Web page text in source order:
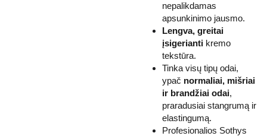
nepalikdamas
apsunkinimo jausmo.
Lengva, greitai
įsigerianti kremo
tekstūra.
Tinka visų tipų odai,
ypač normaliai, mišriai
ir brandžiai odai,
praradusiai stangrumą ir
elastingumą.
Profesionalios Sothys